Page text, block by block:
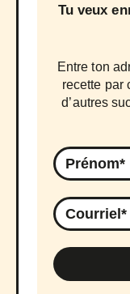
Tu veux
Entre ton
recette par
d’autres